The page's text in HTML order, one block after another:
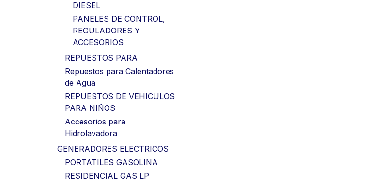
DIESEL
PANELES DE CONTROL,
REGULADORES Y
ACCESORIOS
REPUESTOS PARA
Repuestos para Calentadores
de Agua
REPUESTOS DE VEHICULOS
PARA NIÑOS
Accesorios para
Hidrolavadora
GENERADORES ELECTRICOS
PORTATILES GASOLINA
RESIDENCIAL GAS LP